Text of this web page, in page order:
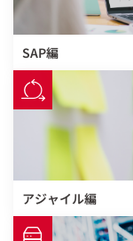
SAP編
アジャイル編